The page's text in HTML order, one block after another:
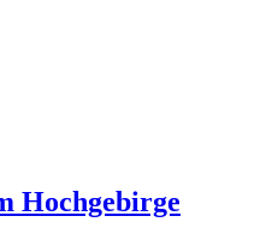
Hochgebirge